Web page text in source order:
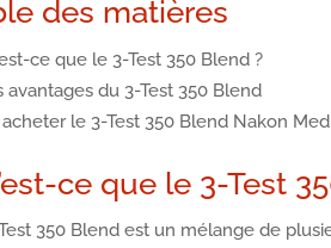
des matières
ce que le 3-Test 350 Blend ?
avantages du 3-Test 350 Blend
le 3-Test 350 Blend Nakon
ce que le 3-Test
350 Blend est un mélange de